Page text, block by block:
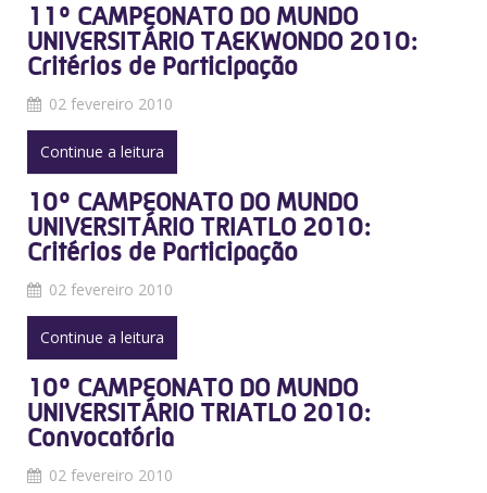
11º CAMPEONATO DO MUNDO
UNIVERSITÁRIO TAEKWONDO 2010:
Critérios de Participação
02 fevereiro 2010
Continue a leitura
10º CAMPEONATO DO MUNDO
UNIVERSITÁRIO TRIATLO 2010:
Critérios de Participação
02 fevereiro 2010
Continue a leitura
10º CAMPEONATO DO MUNDO
UNIVERSITÁRIO TRIATLO 2010:
Convocatória
02 fevereiro 2010